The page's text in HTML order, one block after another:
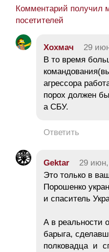
Комментарий получил
посетителей
Хохмач 29
В то время
агрессора
порох должен
а СБУ.
Ответить
Gektar 29
Это только в
Порошенко
и спаситель
А в реальности
барыга,
полковадца и